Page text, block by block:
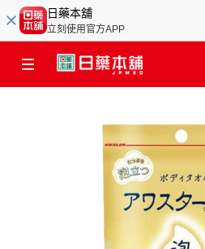
日藥本舖
立刻使用官方APP